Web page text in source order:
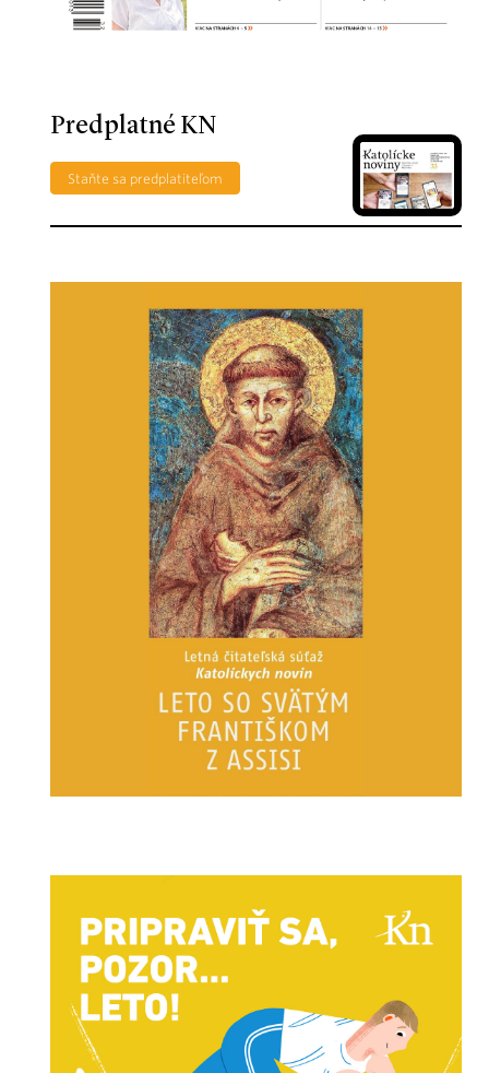
Predplatné KN
Staňte sa predplatiteľom